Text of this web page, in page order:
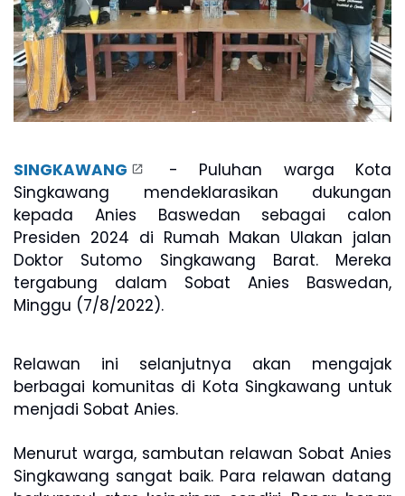
SINGKAWANG
- Puluhan warga Kota
Singkawang mendeklarasikan dukungan
kepada Anies Baswedan sebagai calon
Presiden 2024 di Rumah Makan Ulakan jalan
Doktor Sutomo Singkawang Barat. Mereka
tergabung dalam Sobat Anies Baswedan,
Minggu (7/8/2022).
Relawan ini selanjutnya akan mengajak
berbagai komunitas di Kota Singkawang untuk
menjadi Sobat Anies.
Menurut warga, sambutan relawan Sobat Anies
Singkawang sangat baik. Para relawan datang